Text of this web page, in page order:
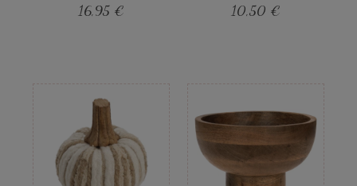
16,95 € 10,50 €